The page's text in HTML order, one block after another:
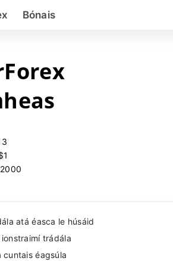
Bónais
2000
atá éasca le húsáid
trádála
cuntais éagsúla